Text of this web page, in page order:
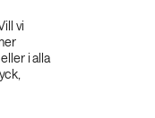
vi
i alla